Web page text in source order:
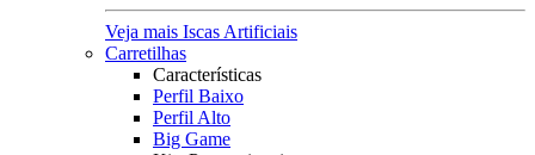
Veja mais Iscas Artificiais
Carretilhas
Características
Perfil Baixo
Perfil Alto
Big Game